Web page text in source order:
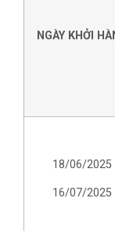
NGÀY KHỞI
18/06/2025
16/07/2025